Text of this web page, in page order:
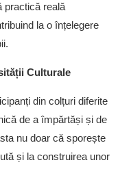
practică reală
la o înțelegere
Culturale
din colțuri diferite
de a împărtăși și de
nu doar că sporește
și la construirea unor